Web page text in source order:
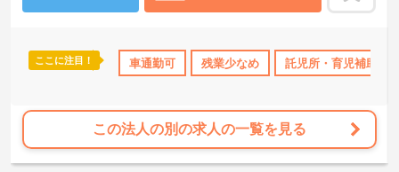
無資格OK 年間休日110日以上 研修制度あり 産休･育休･介
ここに注目！ 車通勤可 残業少なめ 託児所・育児補助
この法人の別の求人の一覧を見る